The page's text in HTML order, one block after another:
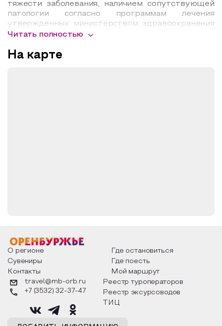
тяжести заболевания, наличием сопутствующей
патологии согласно программам лечения
утвержденных министерством здравоохранения
РФ.
Массаж при различных заболеваниях
Местные двухкамерные ванны
Местные четырехкамерные ванны
Общий массаж
Подводный душ-массаж
Фитотерапия
Читать полностью
На карте
О регионе
Где остановиться
Сувениры
Где поесть
Контакты
Мой маршрут
travel@mb-orb.ru
+7 (3532) 32-37-47
Реестр туроператоров
Реестр эксурсоводов
ТИЦ